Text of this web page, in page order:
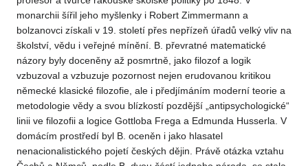
monarchii šířil jeho myšlenky i Robert Zimmermann a
bolzanovci získali v 19. století přes nepřízeň úřadů velký vliv na
školství, vědu i veřejné mínění. B. převratné matematické
názory byly doceněny až posmrtně, jako filozof a logik
vzbuzoval a vzbuzuje pozornost nejen erudovanou kritikou
německé klasické filozofie, ale i předjímáním moderní teorie a
metodologie vědy a svou blízkostí pozdější „antipsychologické“
linii ve filozofii a logice Gottloba Frega a Edmunda Husserla. V
domácím prostředí byl B. oceněn i jako hlasatel
nenacionalistického pojetí českých dějin. Právě otázka vztahu